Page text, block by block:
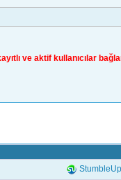
ve aktif kullanıcılar